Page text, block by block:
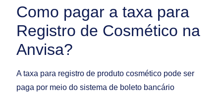
Como pagar a taxa para
Registro de Cosmético na
Anvisa?
A taxa para registro de produto cosmético pode ser
paga por meio do sistema de boleto bancário